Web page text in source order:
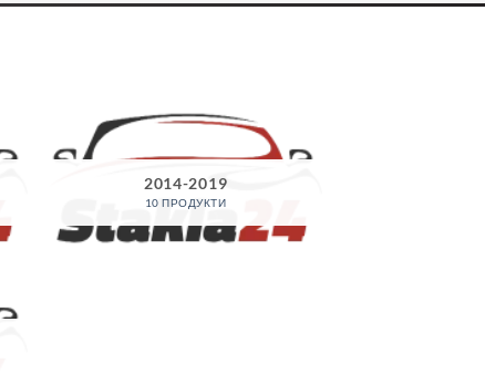
2014-2019
10 ПРОДУКТИ